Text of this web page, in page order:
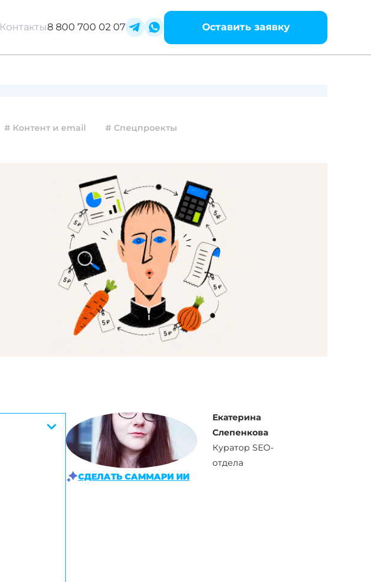
Контакты8 800 700 02 07 Оставить заявку
# Контент и email # Спецпроекты
Екатерина
Слепенкова
Куратор SEO-
отдела
СДЕЛАТЬ САММАРИ ИИ